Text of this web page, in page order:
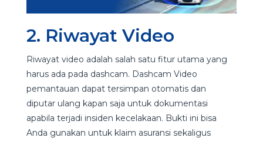
2. Riwayat Video
Riwayat video adalah salah satu fitur utama yang
harus ada pada dashcam. Dashcam Video
pemantauan dapat tersimpan otomatis dan
diputar ulang kapan saja untuk dokumentasi
apabila terjadi insiden kecelakaan. Bukti ini bisa
Anda gunakan untuk klaim asuransi sekaligus